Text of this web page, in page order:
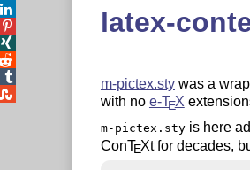
latex-
m-pictex.stywas a
with no e-TEX
m-pictex.styis here
ConTEXt for decades,



